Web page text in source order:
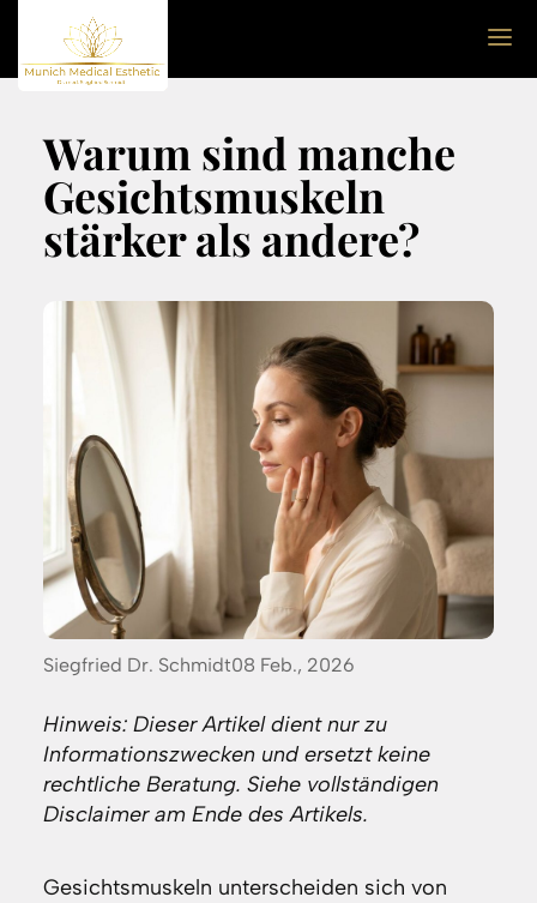
Warum sind manche
Gesichtsmuskeln
stärker als andere?
Posted
Siegfried Dr. Schmidt08 Feb., 2026
Hinweis: Dieser Artikel dient nur zu
Informationszwecken und ersetzt keine
rechtliche Beratung. Siehe vollständigen
Disclaimer am Ende des Artikels.
Gesichtsmuskeln unterscheiden sich von